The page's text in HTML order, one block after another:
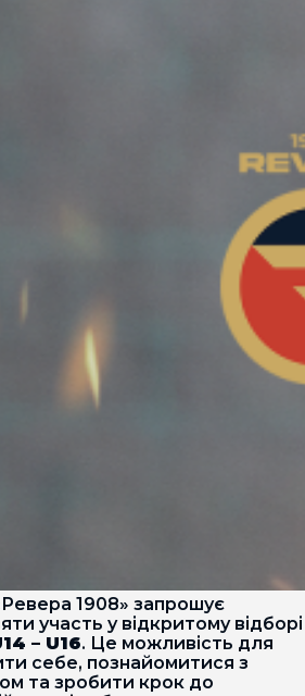
1908» запрошує
участь у відкритому відборі
– U16. Це можливість для
себе, познайомитися з
та зробити крок до